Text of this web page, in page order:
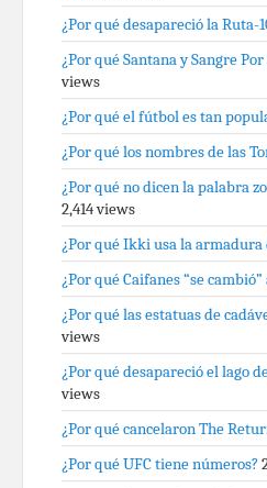
¿Por qué desapareció la Ruta-
¿Por qué Santana y Sangre
views
¿Por qué el fútbol es tan
¿Por qué los nombres de las
¿Por qué no dicen la palabra
2,414 views
¿Por qué Ikki usa la armadura
¿Por qué Caifanes “se cambió”
¿Por qué las estatuas de
views
¿Por qué desapareció el lago
views
¿Por qué cancelaron The
¿Por qué UFC tiene números?